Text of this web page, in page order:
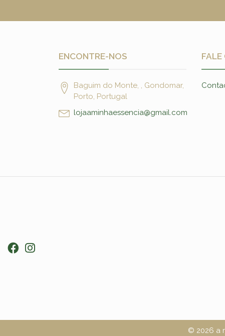
ENCONTRE-NOS
Baguim do Monte, , Gondomar,
Porto, Portugal
lojaaminhaessencia@gmail.com
FALE
© 2026 a